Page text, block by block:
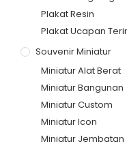
Plakat Resin
Plakat Ucapan
Souvenir Miniatur
Miniatur Alat Berat
Miniatur Bangunan
Miniatur Custom
Miniatur Icon
Miniatur Jembatan